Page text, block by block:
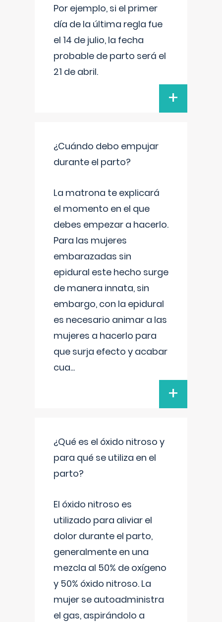
Por ejemplo, si el primer
día de la última regla fue
el 14 de julio, la fecha
probable de parto será el
21 de abril.
+
¿Cuándo debo empujar
durante el parto?
La matrona te explicará
el momento en el que
debes empezar a hacerlo.
Para las mujeres
embarazadas sin
epidural este hecho surge
de manera innata, sin
embargo, con la epidural
es necesario animar a las
mujeres a hacerlo para
que surja efecto y acabar
cua...
+
¿Qué es el óxido nitroso y
para qué se utiliza en el
parto?
El óxido nitroso es
utilizado para aliviar el
dolor durante el parto,
generalmente en una
mezcla al 50% de oxígeno
y 50% óxido nitroso. La
mujer se autoadministra
el gas, aspirándolo a